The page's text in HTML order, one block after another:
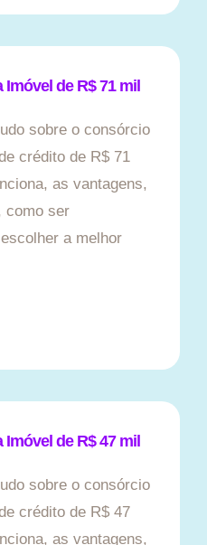
de R$ 71 mil
sobre o consórcio
crédito de R$ 71
as vantagens,
como ser
a melhor
de R$ 47 mil
sobre o consórcio
crédito de R$ 47
as vantagens,